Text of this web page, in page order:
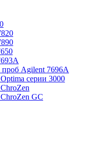
проб Agilent 7696А
серии 3000
GC